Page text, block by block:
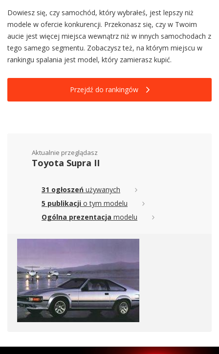
Dowiesz się, czy samochód, który wybrałeś, jest lepszy niż
modele w ofercie konkurencji. Przekonasz się, czy w Twoim
aucie jest więcej miejsca wewnątrz niż w innych samochodach z
tego samego segmentu. Zobaczysz też, na którym miejscu w
rankingu spalania jest model, który zamierasz kupić.
Przejdź do rankingów
Aktualnie przeglądasz
Toyota Supra II
31 ogłoszeń używanych
5 publikacji o tym modelu
Ogólna prezentacja modelu